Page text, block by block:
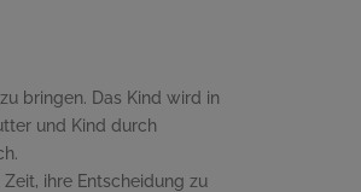
bringen. Das Kind wird in
und Kind durch
ihre Entscheidung zu